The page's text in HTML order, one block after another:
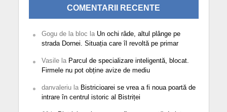
COMENTARII RECENTE
Gogu de la bloc la Un ochi râde, altul plânge pe
strada Dornei. Situația care îl revoltă pe primar
Vasilela Parcul de specializare inteligentă, blocat.
Firmele nu pot obține avize de mediu
danvaleriula Bistricioarei se vrea a fi noua poartă de
intrare în centrul istoric al Bistriței